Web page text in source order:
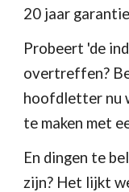
20 jaar
Probeert 'de
overtreffen?
hoofdletter nu
te maken met
En dingen te
zijn? Het lijkt